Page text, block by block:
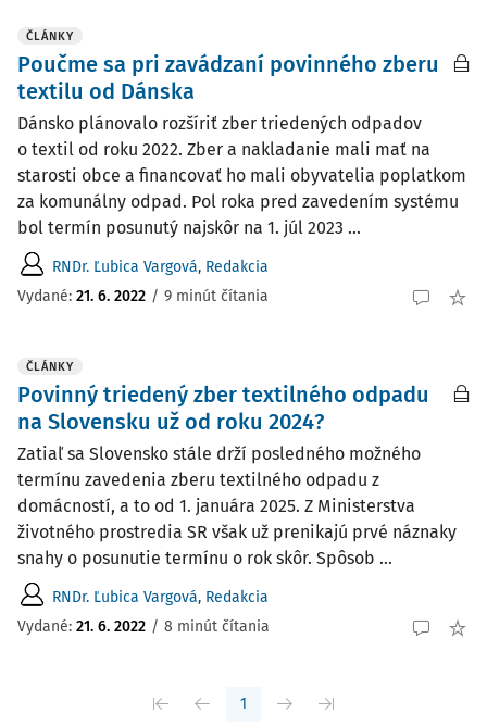
ČLÁNKY
Poučme sa pri zavádzaní povinného zberu
textilu od Dánska
Dánsko plánovalo rozšíriť zber triedených odpadov
o textil od roku 2022. Zber a nakladanie mali mať na
starosti obce a financovať ho mali obyvatelia poplatkom
za komunálny odpad. Pol roka pred zavedením systému
bol termín posunutý najskôr na 1. júl 2023 ...
RNDr. Ľubica Vargová, Redakcia
Vydané: 21. 6. 2022 / 9 minút čítania
ČLÁNKY
Povinný triedený zber textilného odpadu
na Slovensku už od roku 2024?
Zatiaľ sa Slovensko stále drží posledného možného
termínu zavedenia zberu textilného odpadu z
domácností, a to od 1. januára 2025. Z Ministerstva
životného prostredia SR však už prenikajú prvé náznaky
snahy o posunutie termínu o rok skôr. Spôsob ...
RNDr. Ľubica Vargová, Redakcia
Vydané: 21. 6. 2022 / 8 minút čítania
1